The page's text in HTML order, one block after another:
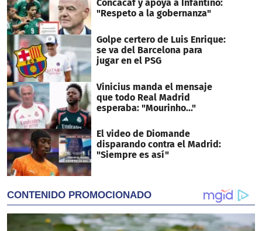
Concacaf y apoya a Infantino:
"Respeto a la gobernanza"
Golpe certero de Luis Enrique:
se va del Barcelona para
jugar en el PSG
Vinicius manda el mensaje
que todo Real Madrid
esperaba: "Mourinho..."
El video de Diomande
disparando contra el Madrid:
"Siempre es así"